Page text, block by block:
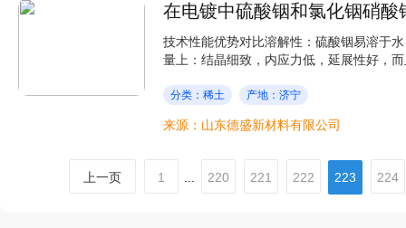
在电镀中硫酸铟和氯化铟硝
技术性能优势对比溶解性：硫酸铟易溶于
量上：结晶细致，内应力低，延展性好，
分类：稀土 产地：济宁
来源：山东德盛新材料有限公司
上一页 1 220 221 222 223 224